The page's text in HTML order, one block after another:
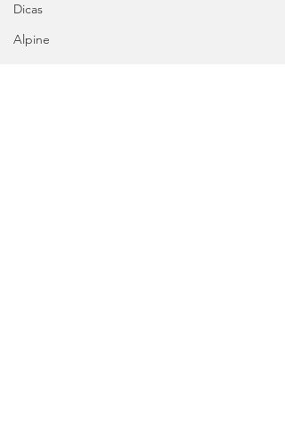
Dicas
Alpine